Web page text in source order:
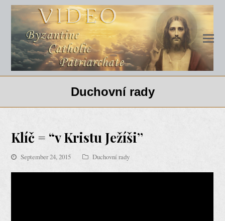
Duchovní rady
Klíč = “v Kristu Ježíši”
September 24, 2015 Duchovní rady